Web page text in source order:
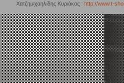
Χατζημιχαηλίδης Κυριάκος : http://www.t-